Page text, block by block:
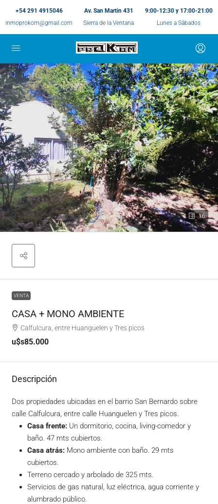
+54 291 4915046
inmoprokom@gmail.com
Av. San Martin 431
Sierra de la Ventana
9:00-12:30 y 17:00-21:00
Lunes a Sábados
16
VENTA
CASA + MONO AMBIENTE
Calfulcura, entre Huanguelen y Tres picos
u$s85.000
Descripción
Dos propiedades ubicadas en el barrio San Bernardo sobre
calle Calfulcura, entre calle Huanguelen y Tres picos.
Casa frente: Un dormitorio, cocina, living-comedor y
baño. 47 mts cubiertos.
Casa atrás: Mono ambiente con baño. 29 mts
cubiertos.
Terreno cercado y arbolado de 325 mts.
Servicios de gas natural, luz eléctrica, agua corriente y
alumbrado público.